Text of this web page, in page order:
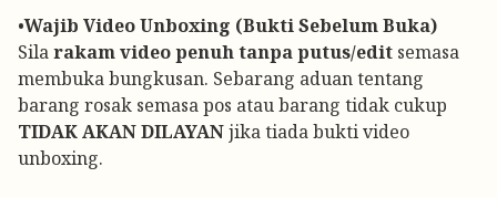
•Wajib Video Unboxing (Bukti Sebelum Buka)
Silarakam video penuh tanpa putus/edit semasa
membuka bungkusan. Sebarang aduan tentang
barang rosak semasa pos atau barang tidak cukup
TIDAK AKAN DILAYANjika tiada bukti video
unboxing.